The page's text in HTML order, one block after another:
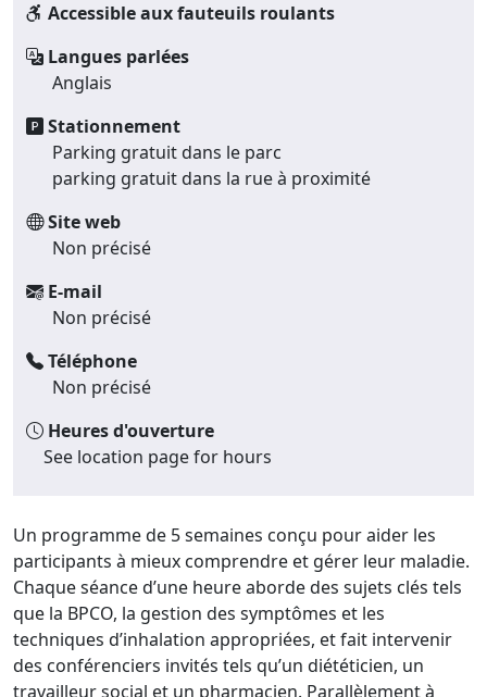
Accessible aux fauteuils roulants
Langues parlées
Anglais
Stationnement
Parking gratuit dans le parc
parking gratuit dans la rue à proximité
Site web
Non précisé
E-mail
Non précisé
Téléphone
Non précisé
Heures d'ouverture
See location page for hours
Un programme de 5 semaines conçu pour aider les
participants à mieux comprendre et gérer leur maladie.
Chaque séance d’une heure aborde des sujets clés tels
que la BPCO, la gestion des symptômes et les
techniques d’inhalation appropriées, et fait intervenir
des conférenciers invités tels qu’un diététicien, un
travailleur social et un pharmacien. Parallèlement à